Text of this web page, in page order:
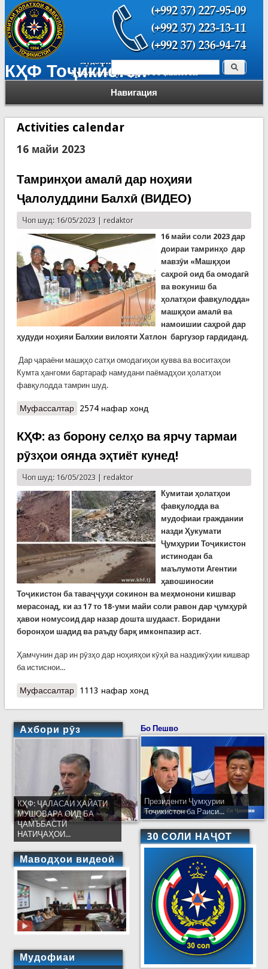
КҲФ Тоҷикистон
Навигация
Форма поиска Поиск
Activities calendar
16 майи 2023
Тамринҳои амалӣ дар ноҳияи
Ҷалолуддини Балхӣ (ВИДЕО)
Чоп шуд: 16/05/2023 | redaktor
16 майи соли 2023 дар
доираи тамринҳо дар
мавзӯи «Машқҳои
саҳроӣ оид ба омодагӣ
ва вокуниш ба
ҳолатҳои фавқулодда»
машқҳои амалӣ ва
намоишии саҳроӣ дар
ҳудуди ноҳияи Балхии вилояти Хатлон баргузор гардиданд.
Дар ҷараёни машқҳо сатҳи омодагиҳои қувва ва воситаҳои
Кумта ҳангоми бартараф намудани паёмадҳои ҳолатҳои
фавқулодда тамрин шуд.
Муфассалтаро Тамринҳои амалӣ дар ноҳияи Ҷалолуддини
2574 нафар хонд
КҲФ: аз борону селҳо ва ярчу тармаи
рӯзҳои оянда эҳтиёт кунед!
Чоп шуд: 16/05/2023 | redaktor
Кумитаи ҳолатҳои
фавқулодда ва
мудофиаи граждании
назди Ҳукумати
Ҷумҳурии Тоҷикистон
истинодан ба
маълумоти Агентии
ҳавошиносии
Тоҷикистон ба таваҷҷуҳи сокинон ва меҳмонони кишвар
мерасонад, ки аз 17 то 18-уми майи соли равон дар ҷумҳурӣ
ҳавои номусоид дар назар дошта шудааст. Боридани
боронҳои шадид ва раъду барқ имконпазир аст.
Ҳамчунин дар ин рӯзҳо дар ноҳияҳои кӯҳӣ ва наздикӯҳии кишвар
ба истиснои...
Муфассалтаро КҲФ: аз борону селҳо ва ярчу тармаи рӯзҳои
1113 нафар хонд
Ахбори рӯз
КҲФ: ҶАЛАСАИ ҲАЙАТИ
МУШОВАРА ОИД БА
ҶАМЪБАСТИ
НАТИҶАҲОИ...
Маводҳои видеоӣ
Мудофиаи
Бо Пешво
Президенти Ҷумҳурии
Тоҷикистон ба Раиси...
30 СОЛИ НАҶОТ